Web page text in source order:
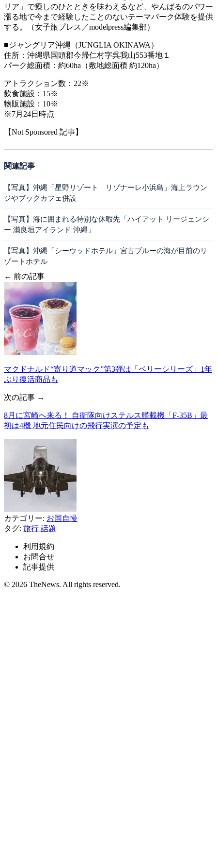
リア」で癒しのひとときを味わえるなど、やんばるのパワー
漲る地で今まで経験したことのないテーマパーク体験を提供
する。（女子旅プレス／modelpress編集部）
■ジャングリア沖縄（JUNGLIA OKINAWA）
住所：沖縄県国頭郡今帰仁村字呉我山553番地１
パーク総面積：約60ha（敷地総面積 約120ha）
アトラクション数：22※
飲食施設：15※
物販施設：10※
※7月24日時点
【Not Sponsored 記事】
関連記事
【写真】沖縄「星野リゾート リゾナーレ小浜島」海上ラウン
ジやブックカフェ併設
【写真】海に囲まれる特別な休暇先「ハイアット リージェンシ
ー 瀬良垣アイランド 沖縄」
【写真】沖縄「シーウッドホテル」宮古ブルーの海が目前のリ
ゾートホテル
← 前の記事
マクドナルド“寄り道マック”第3弾は「ベリーシリーズ」1年
ぶり復活商品も
次の記事 →
8月に宮崎へ来る！ 自衛隊向けステルス艦載機「F-35B」最
初は4機 地元住民向けの飛行実演の予定も
カテゴリー: お国自慢
タグ: 旅行 話題
利用規約
お問合せ
記事提供
© 2026 TheNews. All rights reserved.